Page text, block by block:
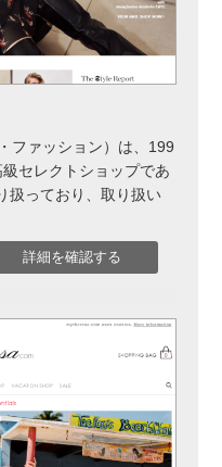
ファッション）は、199
セレクトショップであ
扱っており、取り扱い
詳細を確認する